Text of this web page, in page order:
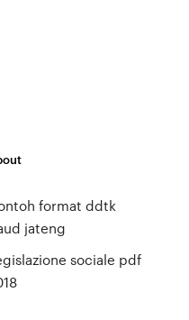
format ddtk
jateng
sociale pdf